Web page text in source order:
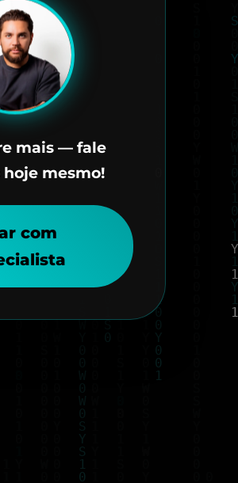
mais — fale
mesmo!
com